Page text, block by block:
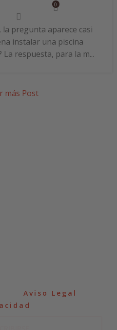
0
la pregunta aparece casi
instalar una piscina
La respuesta, para la m...
más Post
Aviso Legal